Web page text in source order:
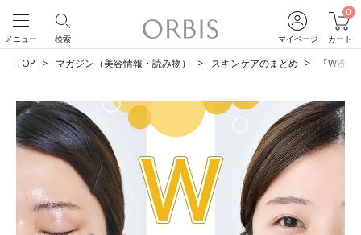
マイページ
0
カート
検索
メニュー
TOP マガジン（美容情報・読み物） スキンケアのまとめ 「W洗